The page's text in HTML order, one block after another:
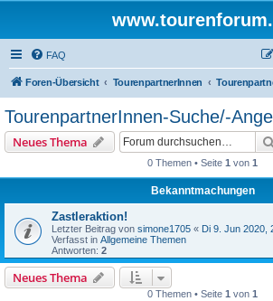
FAQ
Foren-Übersicht TourenpartnerInnen
TourenpartnerInnen-Suche/-
Neues Thema
0 Themen • Seite 1 von 1
Bekanntmachungen
Zastleraktion!
Letzter Beitrag von simone1705 « Di 9. Jun 2020,
Verfasst in Allgemeine Themen
Antworten: 2
Neues Thema
0 Themen • Seite 1 von 1